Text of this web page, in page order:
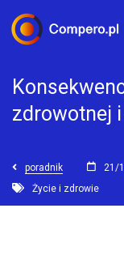
zdrowotnej
poradnik 21/
Życie i zdrowie